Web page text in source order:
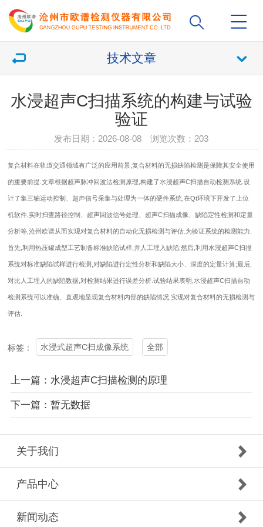
技术文章
水浸超声C扫描系统的构建与试验
验证
发布日期：2026-08-08 浏览次数： 203
复合材料在轨道交通领域有广泛的应用前景,复合材料的无损缺陷检测是保障其安全使用
的重要前提.文章根据超声脉冲回波法检测原理,构建了水浸超声C扫描自动检测系统.设
计了集三轴运动控制、超声信号采集与处理为一体的硬件系统,在Qt环境下开发了上位
机软件,实时扫查路径控制、超声回波信号处理、超声C扫描成像、缺陷定性检测和定量
分析等,沧州欧谱从而实现对复合材料的自动化无损检测与评估.为验证系统的检测能力,
首先,利用热压罐成型工艺制备标准缺陷试样,并人工埋入缺陷;然后,利用水浸超声C扫描
系统对标准缺陷试样进行检测,对缺陷进行定性分析和缺陷大小、深度的定量计算;最后,
对比人工埋入的缺陷数据,对检测结果进行误差分析.试验结果表明,水浸超声C扫描自动
检测系统可以准确、直观地呈现复合材料内部的缺陷情况,实现对复合材料的无损检测与
评估.
标签： 水浸式超声C扫成像系统 全部
上一篇：水浸超声C扫描检测的原理
下一篇：暂无数据
关于我们
产品中心
新闻动态